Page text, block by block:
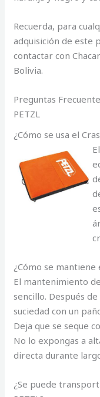
Recuerda, para
adquisición de este
contactar con
Bolivia.
Preguntas
PETZL
¿Cómo se usa el
¿Cómo se mantiene
El mantenimiento
sencillo. Después
suciedad con un
Deja que se seque
No lo expongas a
directa durante
¿Se puede